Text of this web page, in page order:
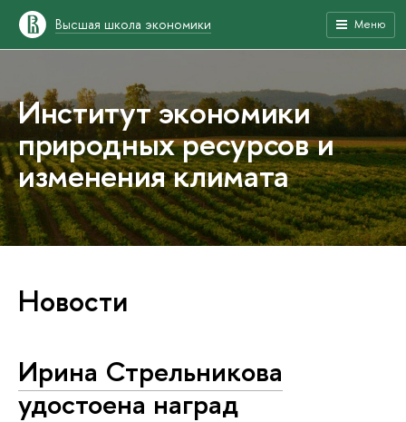
Высшая школа экономики Меню
Институт экономики
природных ресурсов и
изменения климата
Новости
Ирина Стрельникова
удостоена наград